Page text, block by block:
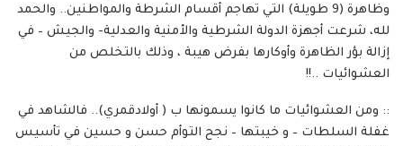
وظاهرة (9 طويلة) التي تهاجم أقسام الشرطة والمواطنين.. والحمد
لله، شرعت أجهزة الدولة الشرطية والأمنية والعدلية- والجيش – في
إزالة بؤر الظاهرة وأوكارها بفرض هيبة ، وذلك بالتخلص من
العشوائيات ..!!
:: ومن العشوائيات ما كانوا يسمونها ب ( أولادقمري).. فالشاهد في
غفلة السلطات – و خيبتها – نجح التوأم حسن و حسين في تأسيس